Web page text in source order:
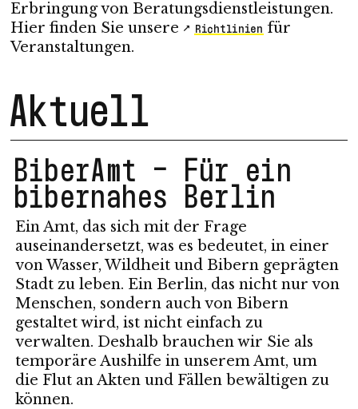
Erbringung von Beratungsdienstleistungen.
Hier finden Sie unsere
Richtlinien für
Veranstaltungen.
Aktuell
BiberAmt – Für ein
bibernahes Berlin
Ein Amt, das sich mit der Frage
auseinandersetzt, was es bedeutet, in einer
von Wasser, Wildheit und Bibern geprägten
Stadt zu leben. Ein Berlin, das nicht nur von
Menschen, sondern auch von Bibern
gestaltet wird, ist nicht einfach zu
verwalten. Deshalb brauchen wir Sie als
temporäre Aushilfe in unserem Amt, um
die Flut an Akten und Fällen bewältigen zu
können.